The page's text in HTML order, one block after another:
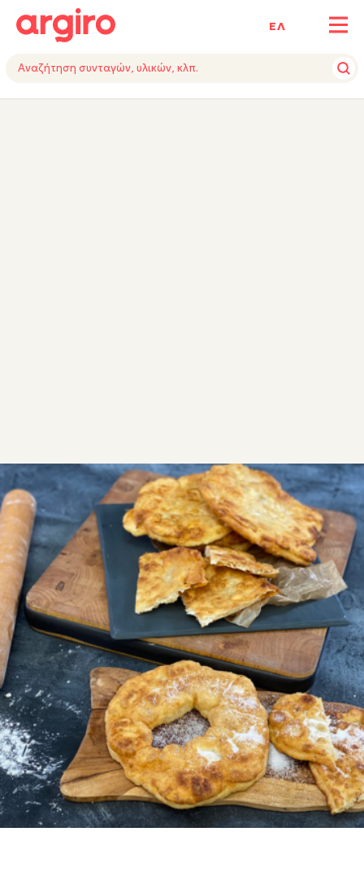
ΕΛ
ΥΛΙΚΑVIDEOΕΚΤΕΛΕΣΗ
ΣΥΝΤΑΓΕΣ ΑΛΜΥΡΑ
Τηγανόψωμο με φέτα
Το τηγανόψωμο μπορεί να γίνει γεμιστό με φέτα ή με
μέλι, για αλμυρό ή γλυκό σνακ.
Εύκολη 0:15
8 10 λεπτά 5 λεπτά